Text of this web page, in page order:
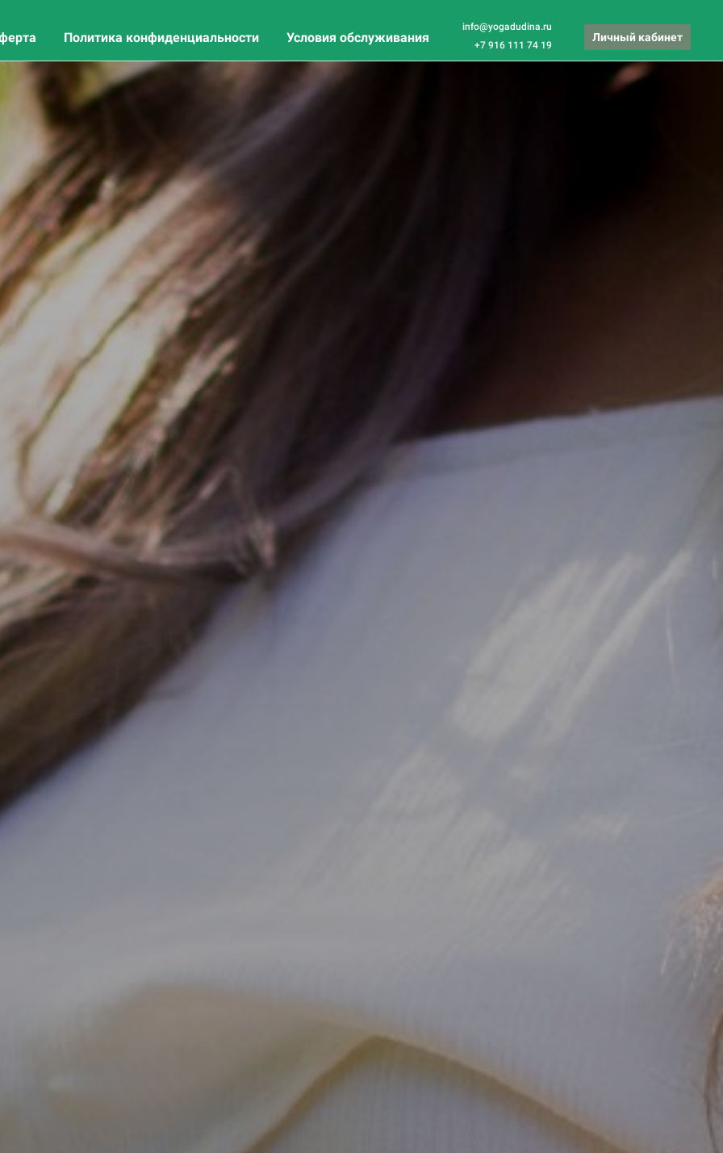
Политика конфиденциальности Условия обслуживания
info@yogadudina.ru
+7 916 111 74 19
Личный кабинет